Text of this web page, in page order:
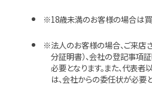
18歳未満のお客様の場合は買
法人のお客様の場合、ご来店
分証明書）、会社の登記事
必要となります。また、代表
は、会社からの委任状が必要と